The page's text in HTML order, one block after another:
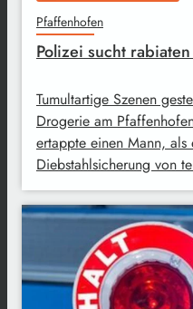
Pfaffenhofen
Polizei sucht
Tumultartige Szenen
Drogerie am
ertappte einen Mann,
Diebstahlsicherung von